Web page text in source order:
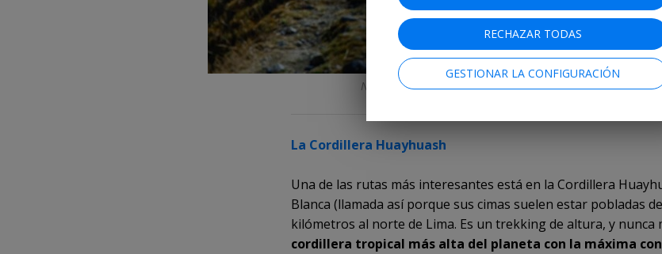
Nevado Shaqsha. Camino hacia la Laguna Queushu (por
La Cordillera Huayhuash
Una de las rutas más interesantes está en la Cordillera
Blanca (llamada así porque sus cimas suelen estar pobladas
kilómetros al norte de Lima. Es un trekking de altura, y nunca
cordillera tropical más alta del planeta con la máxima
RECHAZAR TODAS
GESTIONAR LA CONFIGURACIÓN